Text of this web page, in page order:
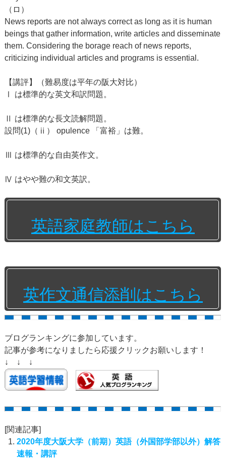
（ロ）
News reports are not always correct as long as it is human
beings that gather information, write articles and disseminate
them. Considering the borage reach of news reports,
criticizing individual articles and programs is essential.
【講評】（難易度は平年の阪大対比）
Ⅰ は標準的な英文和訳問題。
Ⅱ は標準的な長文読解問題。
設問(1)（ⅱ） opulence 「富裕」は難。
Ⅲ は標準的な自由英作文。
Ⅳ はやや難の和文英訳。
英語家庭教師はこちら
英作文通信添削はこちら
ブログランキングに参加しています。
記事が参考になりましたら応援クリックお願いします！
↓ ↓ ↓
[関連記事]
2020年度大阪大学（前期）英語（外国部学部以外）解答
速報・講評